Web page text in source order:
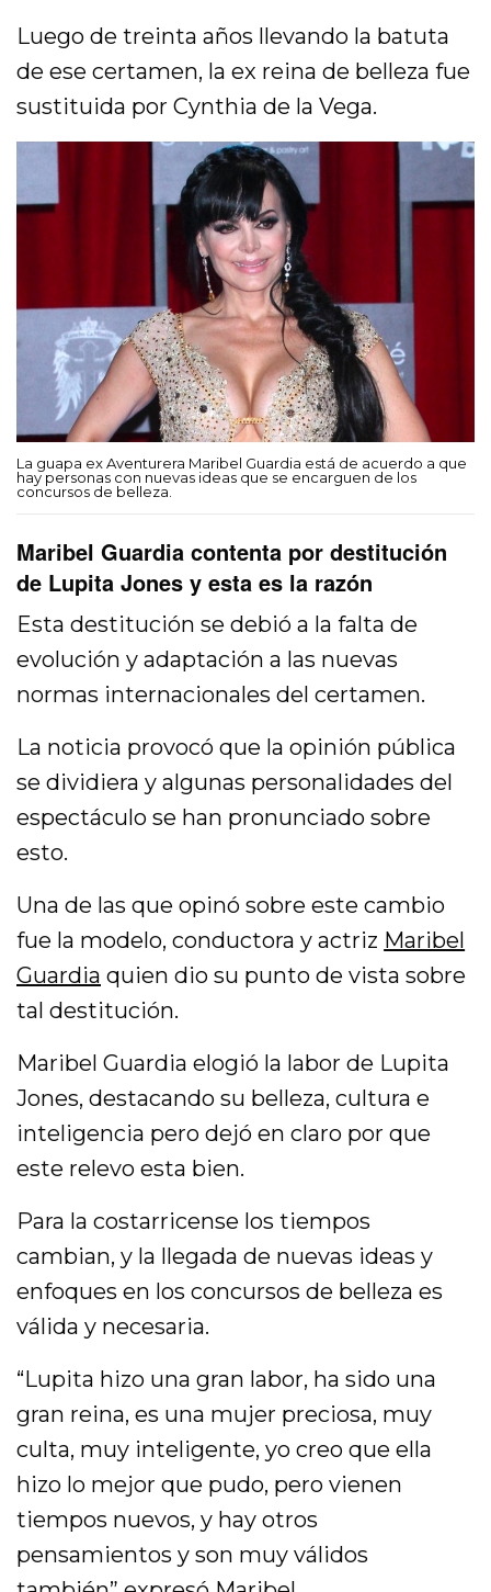
Luego de treinta años llevando la batuta
de ese certamen, la ex reina de belleza fue
sustituida por Cynthia de la Vega.
La guapa ex Aventurera Maribel Guardia está de acuerdo a que
hay personas con nuevas ideas que se encarguen de los
concursos de belleza.
Maribel Guardia contenta por destitución
de Lupita Jones y esta es la razón
Esta destitución se debió a la falta de
evolución y adaptación a las nuevas
normas internacionales del certamen.
La noticia provocó que la opinión pública
se dividiera y algunas personalidades del
espectáculo se han pronunciado sobre
esto.
Una de las que opinó sobre este cambio
fue la modelo, conductora y actriz Maribel
Guardia quien dio su punto de vista sobre
tal destitución.
Maribel Guardia elogió la labor de Lupita
Jones, destacando su belleza, cultura e
inteligencia pero dejó en claro por que
este relevo esta bien.
Para la costarricense los tiempos
cambian, y la llegada de nuevas ideas y
enfoques en los concursos de belleza es
válida y necesaria.
“Lupita hizo una gran labor, ha sido una
gran reina, es una mujer preciosa, muy
culta, muy inteligente, yo creo que ella
hizo lo mejor que pudo, pero vienen
tiempos nuevos, y hay otros
pensamientos y son muy válidos